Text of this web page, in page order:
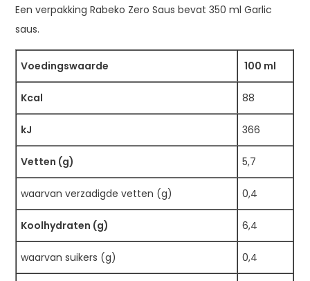
Een verpakking Rabeko Zero Saus bevat 350 ml Garlic
saus.
Voedingswaarde 100 ml
Kcal 88
kJ 366
Vetten (g) 5,7
waarvan verzadigde vetten (g) 0,4
Koolhydraten (g) 6,4
waarvan suikers (g) 0,4